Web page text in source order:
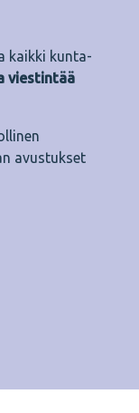
kaikki kunta-
viestintää
avustukset